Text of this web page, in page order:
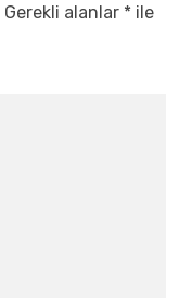
Gerekli alanlar * ile